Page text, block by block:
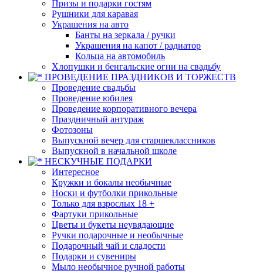
Призы и подарки гостям
Рушники для каравая
Украшения на авто
Банты на зеркала / ручки
Украшения на капот / радиатор
Кольца на автомобиль
Хлопушки и бенгальские огни на свадьбу
ПРОВЕДЕНИЕ ПРАЗДНИКОВ И ТОРЖЕСТВ
Проведение свадьбы
Проведение юбилея
Проведение корпоративного вечера
Праздничный антураж
Фотозоны
Выпускной вечер для старшеклассников
Выпускной в начальной школе
НЕСКУЧНЫЕ ПОДАРКИ
Интересное
Кружки и бокалы необычные
Носки и футболки прикольные
Только для взрослых 18 +
Фартуки прикольные
Цветы и букеты неувядающие
Ручки подарочные и необычные
Подарочный чай и сладости
Подарки и сувениры
Мыло необычное ручной работы